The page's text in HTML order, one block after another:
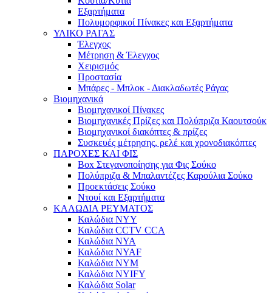
Εξαρτήματα
Πολυμορφικοί Πίνακες και Εξαρτήματα
ΥΛΙΚΟ ΡΑΓΑΣ
Έλεγχος
Μέτρηση & Έλεγχος
Χειρισμός
Προστασία
Μπάρες - Μπλοκ - Διακλαδωτές Ράγας
Βιομηχανικά
Βιομηχανικοί Πίνακες
Βιομηχανικές Πρίζες και Πολύπριζα Καουτσούκ
Βιομηχανικοί διακόπτες & πρίζες
Συσκευές μέτρησης, ρελέ και χρονοδιακόπτες
ΠΑΡΟΧΕΣ ΚΑΙ ΦΙΣ
Box Στεγανοποίησης για Φις Σούκο
Πολύπριζα & Μπαλαντέζες Καρούλια Σούκο
Προεκτάσεις Σούκο
Ντουί και Εξαρτήματα
ΚΑΛΩΔΙΑ ΡΕΥΜΑΤΟΣ
Καλώδια NYY
Καλώδια CCTV CCA
Καλώδια NYA
Καλώδια NYAF
Καλώδια NYM
Καλώδια NYIFY
Καλώδια Solar